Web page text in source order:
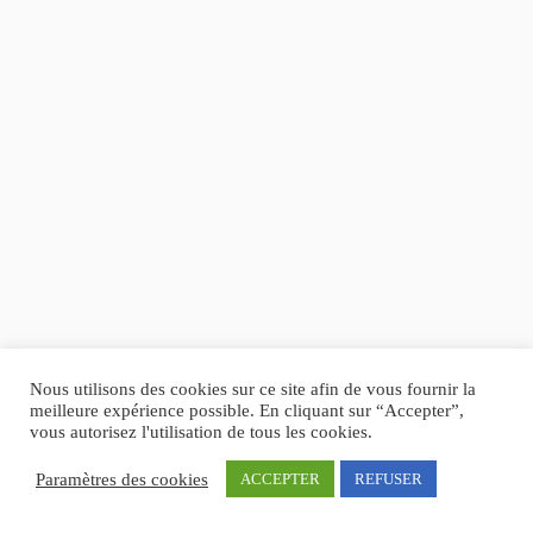
Nous utilisons des cookies sur ce site afin de vous fournir la
meilleure expérience possible. En cliquant sur “Accepter”,
vous autorisez l'utilisation de tous les cookies.
Paramètres des cookies ACCEPTER REFUSER